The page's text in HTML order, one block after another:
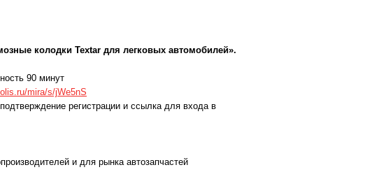
колодки Textar для легковых автомобилей».
90 минут
mira/s/jWe5nS
регистрации и ссылка для входа в
и для рынка автозапчастей